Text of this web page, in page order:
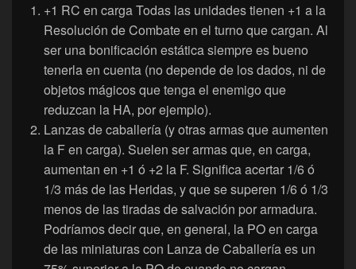
+1 RC en carga Todas las unidades tienen +1 a la
Resolución de Combate en el turno que cargan. Al
ser una bonificación estática siempre es bueno
tenerla en cuenta (no depende de los dados, ni de
objetos mágicos que tenga el enemigo que
reduzcan la HA, por ejemplo).
Lanzas de caballería (y otras armas que aumenten
la F en carga). Suelen ser armas que, en carga,
aumentan en +1 ó +2 la F. Significa acertar 1/6 ó
1/3 más de las Heridas, y que se superen 1/6 ó 1/3
menos de las tiradas de salvación por armadura.
Podríamos decir que, en general, la PO en carga
de las miniaturas con Lanza de Caballería es un